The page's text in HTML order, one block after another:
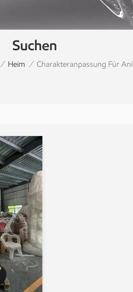
Suchen
/ Heim / Charakteranpassung Für